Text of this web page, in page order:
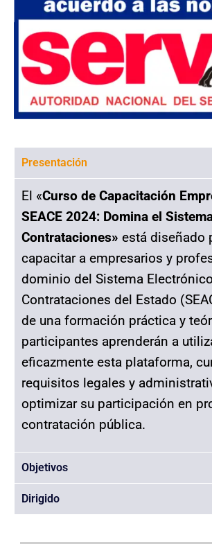
Presentación
El «Curso de Capacitación
SEACE 2024: Domina el
Contrataciones» está diseñado
capacitar a empresarios y
dominio del Sistema
Contrataciones del Estado
de una formación práctica y
participantes aprenderán a
eficazmente esta plataforma,
requisitos legales y
optimizar su participación en
contratación pública.
Objetivos
Dirigido